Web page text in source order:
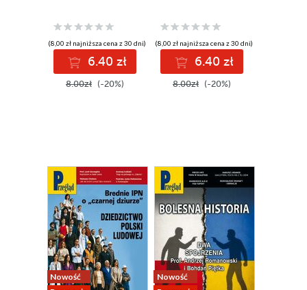
(8,00 zł najniższa cena z 30 dni)
6.40 zł
8.00zł (-20%)
(8,00 zł najniższa cena z 30 dni)
6.40 zł
8.00zł (-20%)
Nowość
Nowość